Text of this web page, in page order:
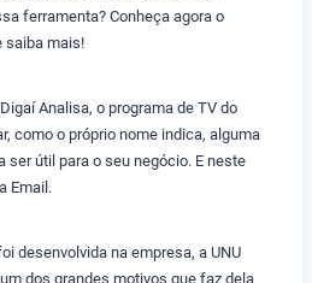
ferramenta? Conheça agora o
saiba mais!
Analisa, o programa de TV do
como o próprio nome indica, alguma
útil para o seu negócio. E neste
Email.
desenvolvida na empresa, a UNU
dos grandes motivos que faz dela